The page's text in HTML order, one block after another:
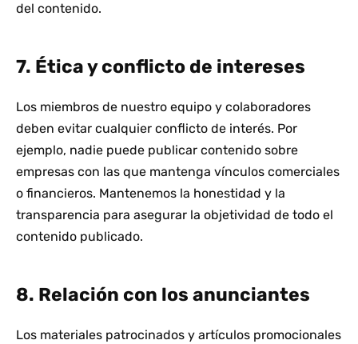
del contenido.
7. Ética y conflicto de intereses
Los miembros de nuestro equipo y colaboradores
deben evitar cualquier conflicto de interés. Por
ejemplo, nadie puede publicar contenido sobre
empresas con las que mantenga vínculos comerciales
o financieros. Mantenemos la honestidad y la
transparencia para asegurar la objetividad de todo el
contenido publicado.
8. Relación con los anunciantes
Los materiales patrocinados y artículos promocionales